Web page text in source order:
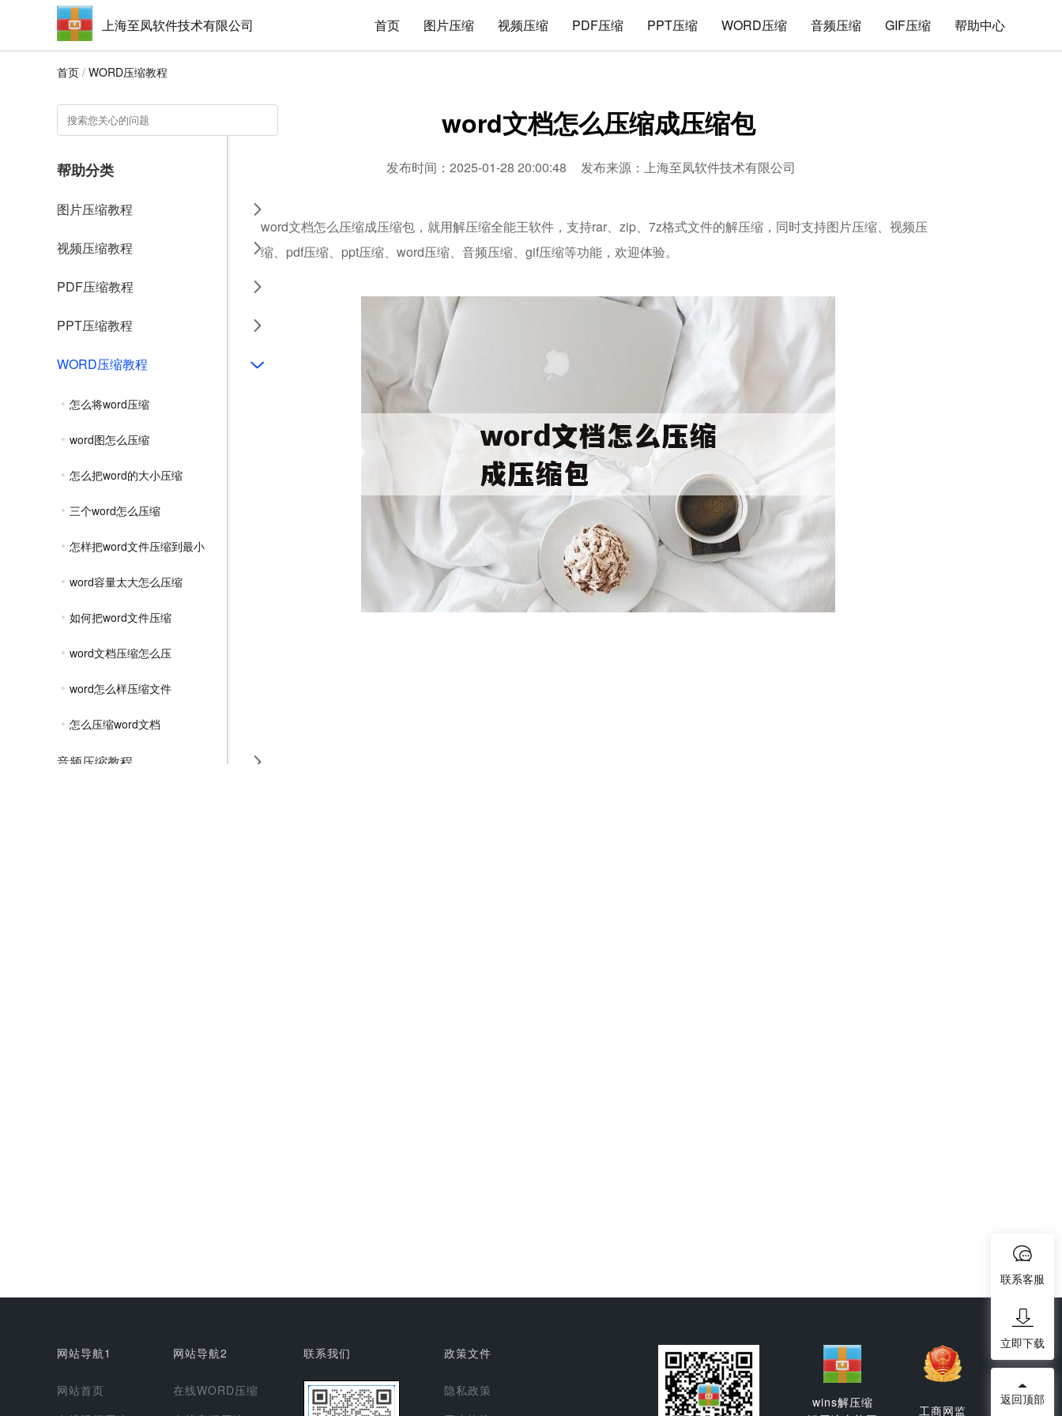
上海至凤软件技术有限公司 首页 图片压缩 视频压缩 PDF压缩 PPT压缩 WORD压缩 音频压缩 GIF压缩 帮助中心
首页 / WORD压缩教程
帮助分类
图片压缩教程
视频压缩教程
PDF压缩教程
PPT压缩教程
WORD压缩教程
怎么将word压缩
word图怎么压缩
怎么把word的大小压缩
三个word怎么压缩
怎样把word文件压缩到最小
word容量太大怎么压缩
如何把word文件压缩
word文档压缩怎么压
word怎么样压缩文件
怎么压缩word文档
音频压缩教程
word文档怎么压缩成压缩包
发布时间：2025-01-28 20:00:48 发布来源：上海至凤软件技术有限公司
word文档怎么压缩成压缩包，就用解压缩全能王软件，支持rar、zip、7z格式文件的解压缩，同时支持图片压缩、视频压
缩、pdf压缩、ppt压缩、word压缩、音频压缩、gif压缩等功能，欢迎体验。
网站导航1
网站首页
网站导航2
在线WORD压缩
联系我们 政策文件
隐私政策
wins解压缩
工商网监
联系客服
立即下载
返回顶部